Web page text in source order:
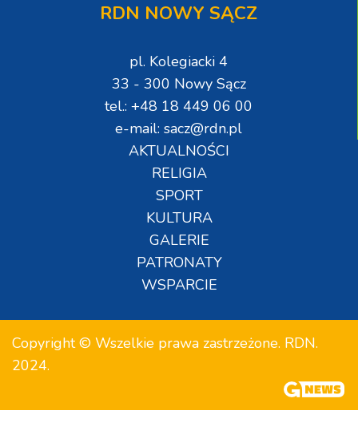
RDN NOWY SĄCZ
pl. Kolegiacki 4
33 - 300 Nowy Sącz
tel.: +48 18 449 06 00
e-mail: sacz@rdn.pl
AKTUALNOŚCI
RELIGIA
SPORT
KULTURA
GALERIE
PATRONATY
WSPARCIE
Copyright © Wszelkie prawa zastrzeżone. RDN.
2024.